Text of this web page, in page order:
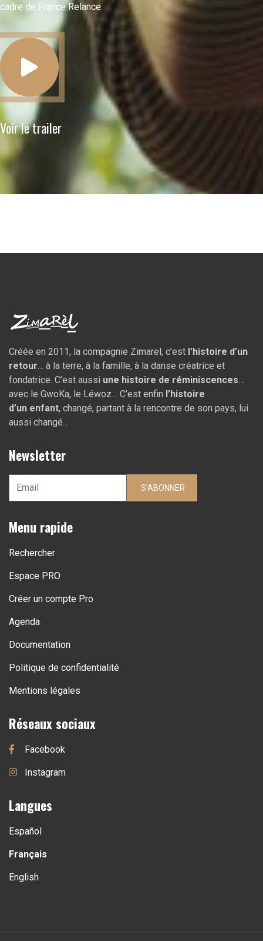
cadre de France Relance.
Voir le trailer
Créée en 2011, la compagnie Zimarel, c’est l’histoire d’un
retour … à la terre, à la famille, à la danse créatrice et
fondatrice. C’est aussi une histoire de réminiscences
avec le GwoKa, le Léwoz… C’est enfin l’histoire
d’un enfant, changé, partant à la rencontre de son pays, lui
aussi changé…
Newsletter
S'ABONNER
Menu rapide
Rechercher
Espace PRO
Créer un compte Pro
Agenda
Documentation
Politique de confidentialité
Mentions légales
Réseaux sociaux
Facebook
Instagram
Langues
Español
Français
English